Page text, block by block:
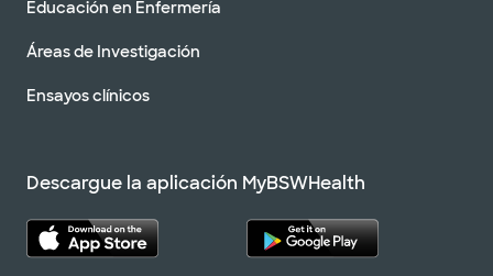
Educación en Enfermería
Áreas de Investigación
Ensayos clínicos
Descargue la aplicación MyBSWHealth